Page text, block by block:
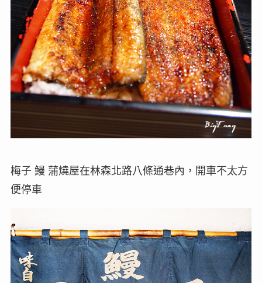
梅子 鰻 蒲燒屋在林森北路八條通巷內，開車不太方
便停車